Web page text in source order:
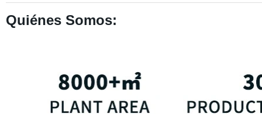
Quiénes Somos: